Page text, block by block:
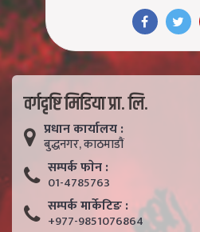
वर्गदृष्टि मिडिया प्रा. लि.
प्रधान कार्यालय :
बुद्धनगर, काठमाडाैं
सम्पर्क फाेन :
01-4785763
सम्पर्क मार्केटिङ :
+977-9851076864